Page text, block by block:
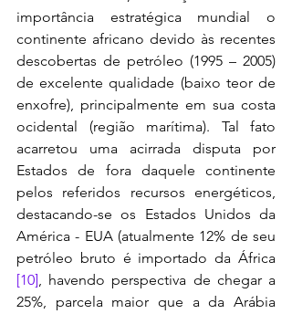
importância estratégica mundial o
continente africano devido às recentes
descobertas de petróleo (1995 – 2005)
de excelente qualidade (baixo teor de
enxofre), principalmente em sua costa
ocidental (região marítima). Tal fato
acarretou uma acirrada disputa por
Estados de fora daquele continente
pelos referidos recursos energéticos,
destacando-se os Estados Unidos da
América - EUA (atualmente 12% de seu
[10], havendo perspectiva de chegar a
25%, parcela maior que a da Arábia